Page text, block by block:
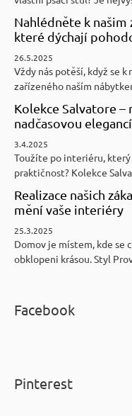
Nahlédněte k našim
které dýchají
26.5.2025
Vždy nás potěší, když se
zařízeného naším
Kolekce Salvatore
nadčasovou elegancí
3.4.2025
Toužíte po interiéru,
praktičnost? Kolekce
Realizace našich
mění vaše interiéry
25.3.2025
Domov je místem, kde
obklopeni krásou. Styl
Facebook
Pinterest